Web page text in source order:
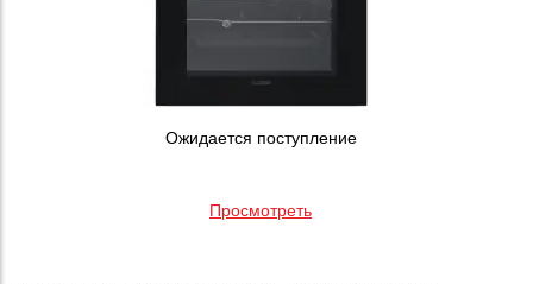
Ожидается поступление
Просмотреть